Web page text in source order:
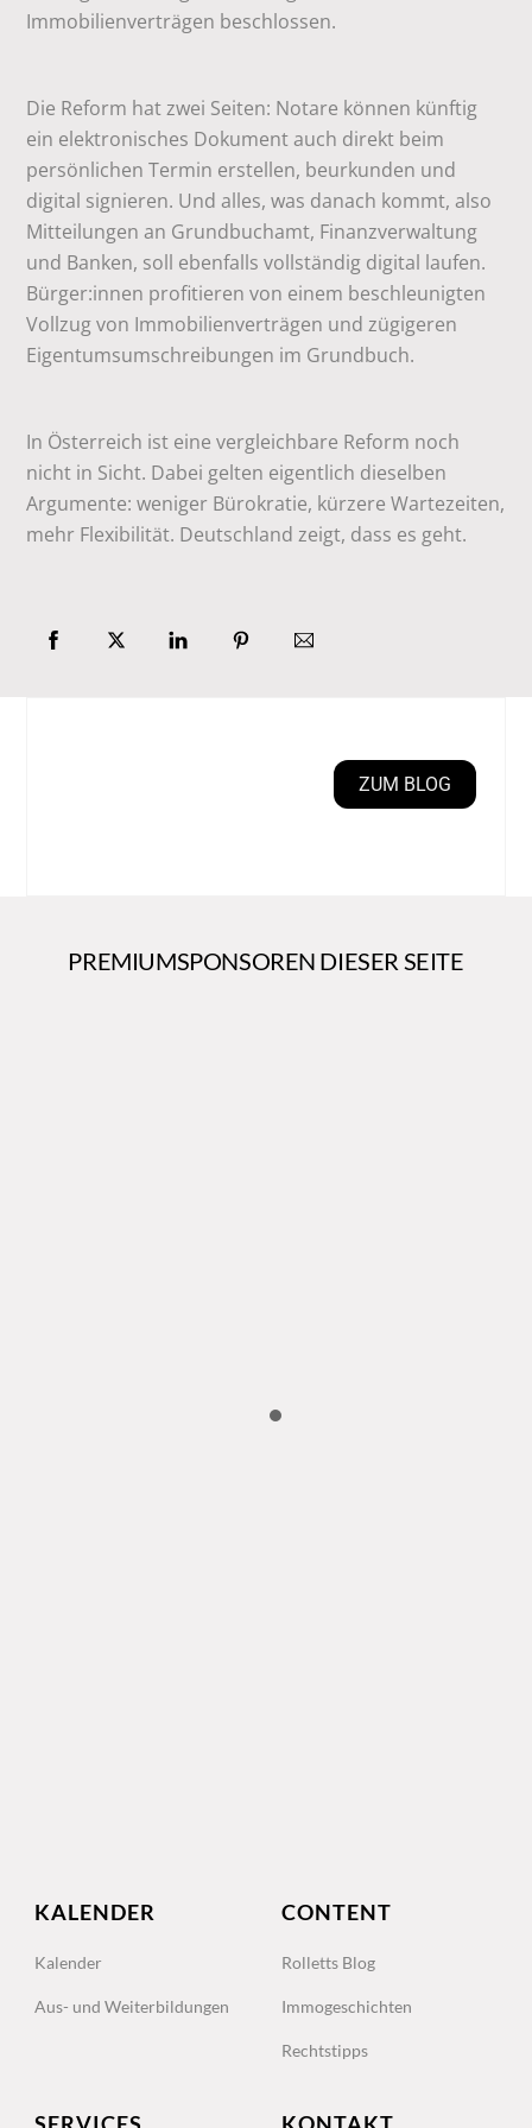
Immobilienverträgen beschlossen.
Die Reform hat zwei Seiten: Notare können künftig
ein elektronisches Dokument auch direkt beim
persönlichen Termin erstellen, beurkunden und
digital signieren. Und alles, was danach kommt, also
Mitteilungen an Grundbuchamt, Finanzverwaltung
und Banken, soll ebenfalls vollständig digital laufen.
Bürger:innen profitieren von einem beschleunigten
Vollzug von Immobilienverträgen und zügigeren
Eigentumsumschreibungen im Grundbuch.
In Österreich ist eine vergleichbare Reform noch
nicht in Sicht. Dabei gelten eigentlich dieselben
Argumente: weniger Bürokratie, kürzere Wartezeiten,
mehr Flexibilität. Deutschland zeigt, dass es geht.
ZUM BLOG
PREMIUMSPONSOREN DIESER SEITE
KALENDER
Kalender
Aus- und Weiterbildungen
CONTENT
Rolletts Blog
Immogeschichten
Rechtstipps